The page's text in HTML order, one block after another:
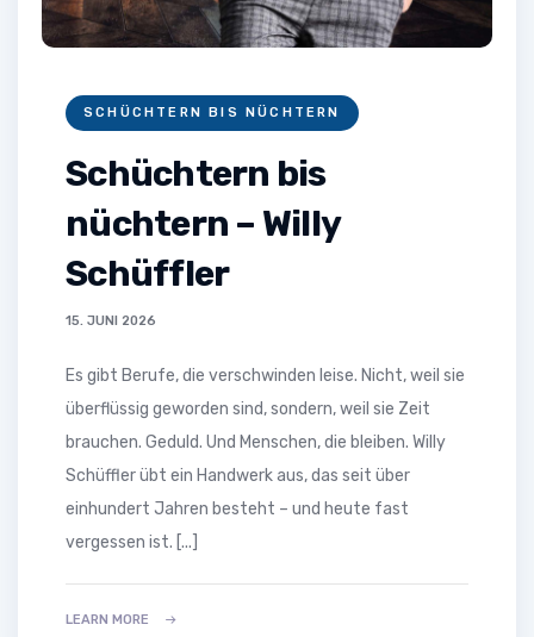
SCHÜCHTERN BIS NÜCHTERN
Schüchtern bis
nüchtern – Willy
Schüffler
15. JUNI 2026
Es gibt Berufe, die verschwinden leise. Nicht, weil sie
überflüssig geworden sind, sondern, weil sie Zeit
brauchen. Geduld. Und Menschen, die bleiben. Willy
Schüffler übt ein Handwerk aus, das seit über
einhundert Jahren besteht – und heute fast
vergessen ist. [...]
LEARN MORE